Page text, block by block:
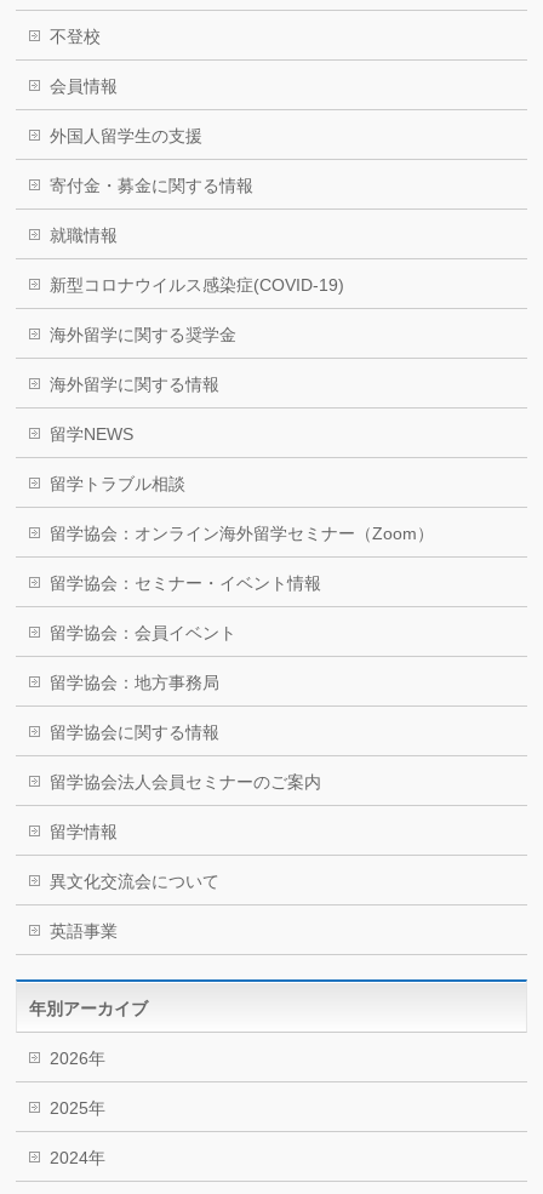
不登校
会員情報
外国人留学生の支援
寄付金・募金に関する情報
就職情報
新型コロナウイルス感染症(COVID-19)
海外留学に関する奨学金
海外留学に関する情報
留学NEWS
留学トラブル相談
留学協会：オンライン海外留学セミナー（Zoom）
留学協会：セミナー・イベント情報
留学協会：会員イベント
留学協会：地方事務局
留学協会に関する情報
留学協会法人会員セミナーのご案内
留学情報
異文化交流会について
英語事業
年別アーカイブ
2026年
2025年
2024年